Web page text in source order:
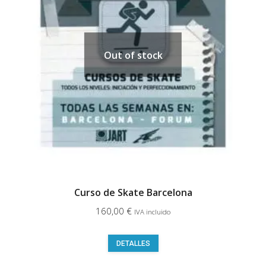
Out of stock
Curso de Skate Barcelona
160,00 € IVA incluido
DETALLES